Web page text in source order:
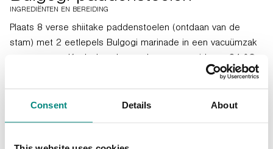
Consent Details About
INGREDIËNTEN EN BEREIDING
Plaats 8 verse shiitake paddenstoelen (ontdaan van de
stam) met 2 eetlepels Bulgogi marinade in een vacuümzak
en vacumeer. Kook de zak vervolgens sous-vide op 84 °C.